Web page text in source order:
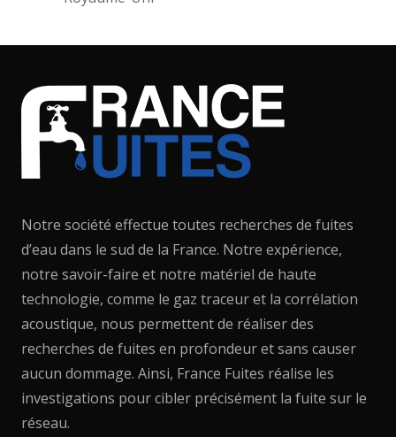
Notre société effectue toutes recherches de fuites
d’eau dans le sud de la France. Notre expérience,
notre savoir-faire et notre matériel de haute
technologie, comme le gaz traceur et la corrélation
acoustique, nous permettent de réaliser des
recherches de fuites en profondeur et sans causer
aucun dommage. Ainsi, France Fuites réalise les
investigations pour cibler précisément la fuite sur le
réseau.